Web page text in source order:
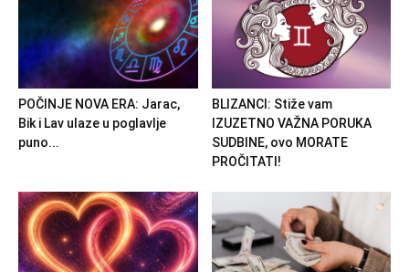
POČINJE NOVA ERA: Jarac,
Bik i Lav ulaze u poglavlje
puno...
BLIZANCI: Stiže vam
IZUZETNO VAŽNA PORUKA
SUDBINE, ovo MORATE
PROČITATI!